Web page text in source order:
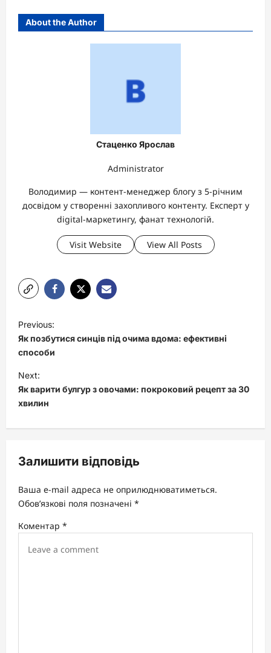
About the Author
Стаценко Ярослав
Administrator
Володимир — контент-менеджер блогу з 5-річним
досвідом у створенні захопливого контенту. Експерт у
digital-маркетингу, фанат технологій.
Visit Website View All Posts
P
o
s
t
n
a
v
g
a
t
i
Previous:
Як позбутися синців під очима вдома: ефективні
способи
Next:
Як варити булгур з овочами: покроковий рецепт за 30
хвилин
Залишити відповідь
Ваша e-mail адреса не оприлюднюватиметься.
Обов’язкові поля позначені *
Коментар *